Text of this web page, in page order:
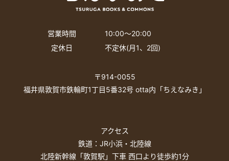
営業時間
10:00〜20:00
定休日
不定休(月1、2回)
〒914-0055
福井県敦賀市鉄輪町1丁目5番32号 otta内「ちえなみき」
アクセス
鉄道：JR小浜・北陸線
北陸新幹線「敦賀駅」下車 西口より徒歩約1分